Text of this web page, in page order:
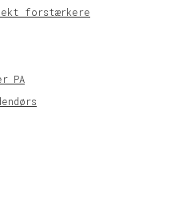
forstærkere
PA